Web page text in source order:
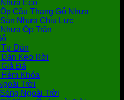
Eco
Cầu Thang Gỗ Nhựa
Nhựa Chịu Lực
Ốp Trần
Dán
Keo Rời
Đá
Khóa
Trời
Ngoài Trời